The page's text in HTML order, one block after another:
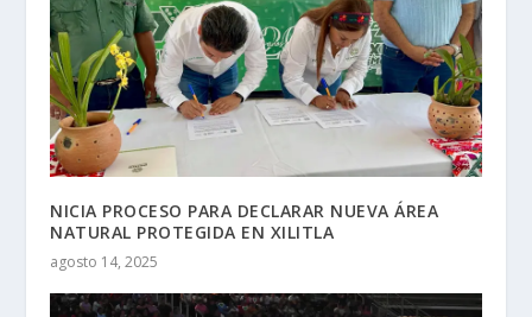
NICIA PROCESO PARA DECLARAR NUEVA ÁREA
NATURAL PROTEGIDA EN XILITLA
agosto 14, 2025